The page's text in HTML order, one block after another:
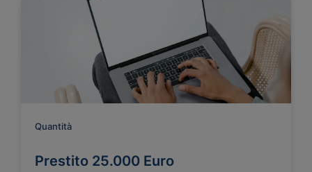
Quantità
Prestito 25.000 Euro